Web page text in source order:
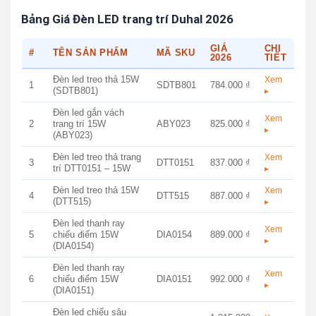
Bảng Giá Đèn LED trang trí Duhal 2026
# TÊN SẢN PHẨM MÃ SKU
GIÁ
2026
CHI
TIẾT
1
Đèn led treo thả 15W
(SDTB801)
SDTB801 784.000 ₫
Xem
▸
2
Đèn led gắn vách
trang trí 15W
(ABY023)
ABY023 825.000 ₫
Xem
▸
3
Đèn led treo thả trang
trí DTT0151 – 15W
DTT0151 837.000 ₫
Xem
▸
4
Đèn led treo thả 15W
(DTT515)
DTT515 887.000 ₫
Xem
▸
5
Đèn led thanh ray
chiếu điểm 15W
(DIA0154)
DIA0154 889.000 ₫
Xem
▸
6
Đèn led thanh ray
chiếu điểm 15W
(DIA0151)
DIA0151 992.000 ₫
Xem
▸
Đèn led chiếu sâu